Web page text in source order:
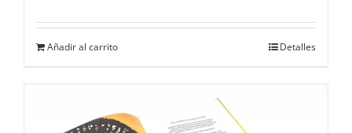
Añadir al carrito Detalles